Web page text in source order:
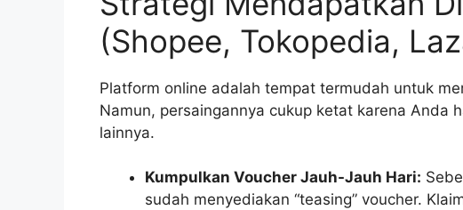
(Shopee, Tokopedia,
Platform online adalah tempat termudah untuk
Namun, persaingannya cukup ketat karena Anda
lainnya.
Kumpulkan Voucher Jauh-Jauh Hari:
sudah menyediakan “teasing” voucher.